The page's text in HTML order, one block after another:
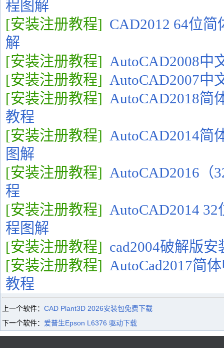
程图解
[安装注册教程] CAD2012 64位
解
[安装注册教程] AutoCAD2008中
[安装注册教程] AutoCAD2007中
[安装注册教程] AutoCAD2018简
教程
[安装注册教程] AutoCAD2014简
图解
[安装注册教程] AutoCAD2016（
程
[安装注册教程] AutoCAD2014
程图解
[安装注册教程] cad2004破解版安
[安装注册教程] AutoCad2017简
教程
上一个软件： CAD Plant3D 2026安装包免费下载
下一个软件： 爱普生Epson L6376 驱动下载